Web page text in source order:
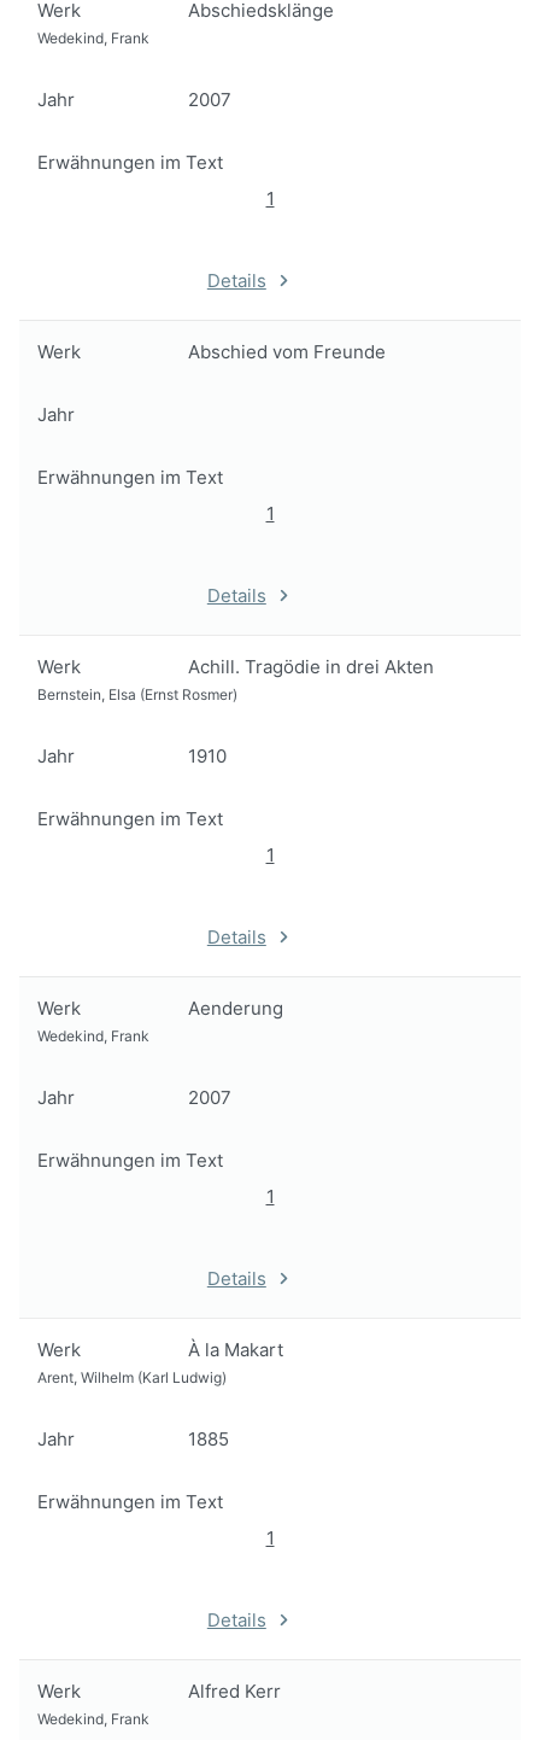
Werk Abschiedsklänge
Wedekind, Frank
Jahr 2007
Erwähnungen im Text
1
Details
Werk Abschied vom Freunde
Jahr
Erwähnungen im Text
1
Details
Werk Achill. Tragödie in drei Akten
Bernstein, Elsa (Ernst Rosmer)
Jahr 1910
Erwähnungen im Text
1
Details
Werk Aenderung
Wedekind, Frank
Jahr 2007
Erwähnungen im Text
1
Details
Werk À la Makart
Arent, Wilhelm (Karl Ludwig)
Jahr 1885
Erwähnungen im Text
1
Details
Werk Alfred Kerr
Wedekind, Frank